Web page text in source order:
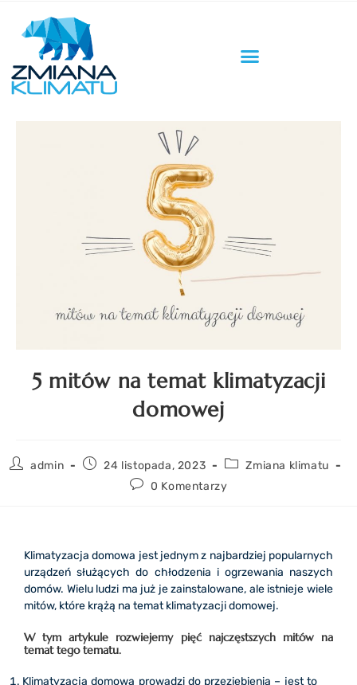
5 mitów na temat klimatyzacji
domowej
admin 24 listopada, 2023
Zmiana klimatu
0 Komentarzy
Klimatyzacja domowa jest jednym z najbardziej popularnych
urządzeń służących do chłodzenia i ogrzewania naszych
domów. Wielu ludzi ma już je zainstalowane, ale istnieje wiele
mitów, które krążą na temat klimatyzacji domowej.
W tym artykule rozwiejemy pięć najczęstszych mitów na
temat tego tematu.
Klimatyzacja domowa prowadzi do przeziębienia – jest to